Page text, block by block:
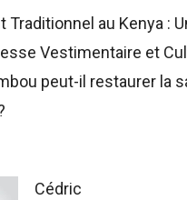
Traditionnel au Kenya :
Vestimentaire et
peut-il restaurer la
Cédric